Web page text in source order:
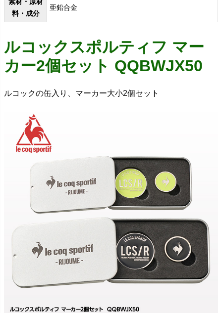
素材・原材
料・成分
亜鉛合金
ルコックスポルティフ マー
カー2個セット QQBWJX50
ルコックの缶入り、マーカー大小2個セット